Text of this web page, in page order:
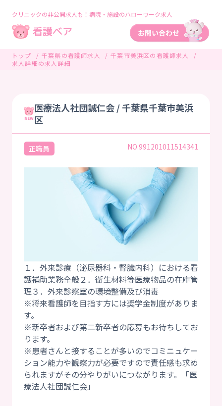
クリニックの非公開求人も！病院・施設のハローワーク求人
トップ 千葉県の看護師求人
千葉市美浜区の看護師求人
求人詳細の求人詳細
医療法人社団誠仁会 / 千葉県千葉市美浜
区
正職員 NO.991201011514341
１．外来診療（泌尿器科・腎臓内科）における看
護補助業務全般２．衛生材料等医療物品の在庫管
理３．外来診察室の環境整備及び消毒
※将来看護師を目指す方には奨学金制度がありま
す。
※新卒者および第二新卒者の応募もお待ちしてお
ります。
※患者さんと接することが多いのでコミニュケー
ション能力や観察力が必要ですので責任感も求め
られますがその分やりがいにつながります。「医